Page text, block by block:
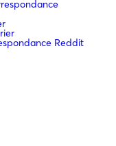
Reddit